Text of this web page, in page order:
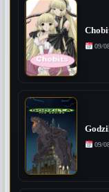
09/
09/